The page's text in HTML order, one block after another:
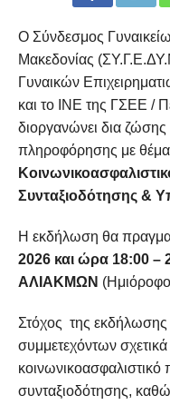
Ο Σύνδεσμος
Μακεδονίας
Γυναικών
και το ΙΝΕ της ΓΣΕΕ /
διοργανώνει δια
πληροφόρησης με
Συνταξιοδότησης &
Η εκδήλωση θα
2026 και ώρα 18:00 –
ΑΛΙΑΚΜΩΝ
Στόχος της
συμμετεχόντων
κοινωνικοασφαλιστικό
συνταξιοδότησης,